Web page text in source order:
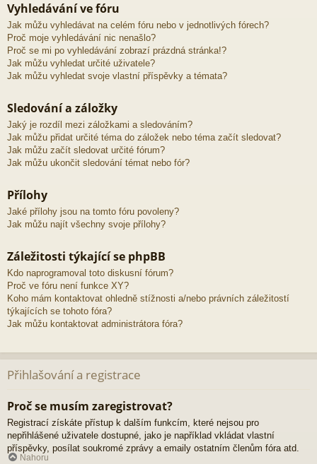
Vyhledávání ve fóru
Jak můžu vyhledávat na celém fóru nebo v jednotlivých fórech?
Proč moje vyhledávání nic nenašlo?
Proč se mi po vyhledávání zobrazí prázdná stránka!?
Jak můžu vyhledat určité uživatele?
Jak můžu vyhledat svoje vlastní příspěvky a témata?
Sledování a záložky
Jaký je rozdíl mezi záložkami a sledováním?
Jak můžu přidat určité téma do záložek nebo téma začít sledovat?
Jak můžu začít sledovat určité fórum?
Jak můžu ukončit sledování témat nebo fór?
Přílohy
Jaké přílohy jsou na tomto fóru povoleny?
Jak můžu najít všechny svoje přílohy?
Záležitosti týkající se phpBB
Kdo naprogramoval toto diskusní fórum?
Proč ve fóru není funkce XY?
Koho mám kontaktovat ohledně stížnosti a/nebo právních záležitostí
týkajících se tohoto fóra?
Jak můžu kontaktovat administrátora fóra?
Přihlašování a registrace
Proč se musím zaregistrovat?
Registrací získáte přístup k dalším funkcím, které nejsou pro
nepřihlášené uživatele dostupné, jako je například vkládat vlastní
příspěvky, posílat soukromé zprávy a emaily ostatním členům fóra atd.
Nahoru